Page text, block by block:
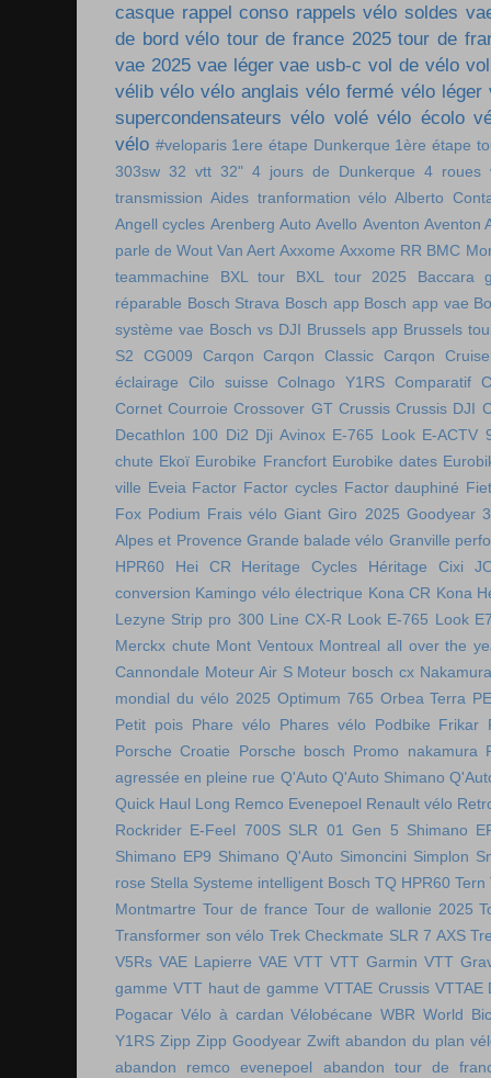
casque rappel conso rappels vélo soldes
de bord vélo tour de france 2025 tour de
vae 2025 vae léger vae usb-c vol de vélo
vélib vélo vélo anglais vélo fermé vélo léger
supercondensateurs vélo volé vélo écolo
vélo #veloparis 1ere étape Dunkerque 1ère étape
303sw 32 vtt 32" 4 jours de Dunkerque 4 roues
transmission Aides tranformation vélo Alberto
Angell cycles Arenberg Auto Avello Aventon Aventon
parle de Wout Van Aert Axxome Axxome RR BMC
teammachine
BXL tour BXL tour 2025
Baccara
réparable Bosch Strava Bosch app Bosch app vae
système vae Bosch vs DJI Brussels app Brussels
S2
CG009 Carqon Carqon Classic Carqon Cruise
éclairage
Cilo suisse Colnago Y1RS Comparatif
Cornet Courroie Crossover GT Crussis Crussis DJI
Decathlon 100 Di2 Dji Avinox E-765 Look E-ACTV
chute Ekoï Eurobike Francfort Eurobike dates
ville Eveia Factor Factor cycles Factor dauphiné
Fox Podium Frais vélo Giant Giro 2025 Goodyear
Alpes et Provence Grande balade vélo Granville
HPR60
Hei CR Heritage Cycles Héritage Cixi
conversion Kamingo vélo électrique Kona CR Kona
Lezyne Strip pro 300 Line CX-R Look E-765 Look
Merckx chute Mont Ventoux Montreal all over the
Cannondale Moteur Air S Moteur bosch cx
mondial du vélo 2025 Optimum 765 Orbea Terra
Petit pois Phare vélo Phares vélo Podbike Frikar
Porsche Croatie
Porsche bosch Promo nakamura
agressée en pleine rue Q'Auto Q'Auto Shimano
Quick Haul Long Remco Evenepoel Renault vélo
Rockrider E-Feel 700S SLR 01 Gen 5 Shimano
Shimano EP9 Shimano Q'Auto Simoncini Simplon
rose Stella Systeme intelligent Bosch TQ HPR60 Tern
Montmartre Tour de france Tour de wallonie 2025
Transformer son vélo Trek Checkmate SLR 7 AXS
V5Rs VAE Lapierre VAE VTT VTT Garmin VTT
gamme VTT haut de gamme VTTAE Crussis VTTAE
Pogacar Vélo à cardan Vélobécane WBR World
Y1RS Zipp Zipp Goodyear Zwift abandon du plan
abandon remco evenepoel
abandon tour de